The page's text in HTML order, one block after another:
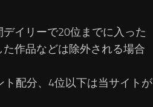
イリーで20位までに入った
作品などは除外される場合
ト配分、4位以下は当サイトが